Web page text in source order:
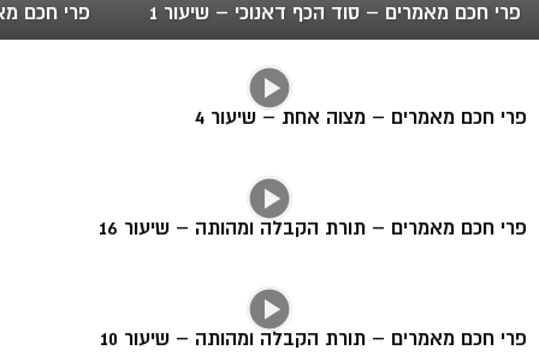
פרי חכם מאמרים – סוד הכף דאנוכי – שיעור 1 פרי חכם
פרי חכם מאמרים – מצוה אחת – שיעור 4
פרי חכם מאמרים – תורת הקבלה ומהותה – שיעור 16
פרי חכם מאמרים – תורת הקבלה ומהותה – שיעור 10